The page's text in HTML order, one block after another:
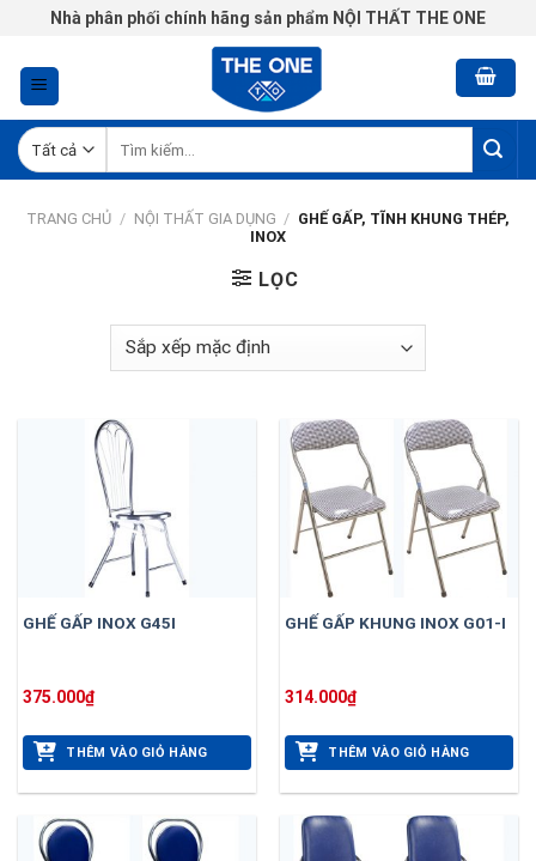
Chuyển
nội
dung
Nhà phân phối chính hãng sản phẩm NỘI THẤT THE ONE
kiếm:
TRANG CHỦ / NỘI THẤT GIA DỤNG / GHẾ GẤP, TĨNH KHUNG THÉP,
INOX
LỌC
GHẾ GẤP INOX G45I
375.000₫
THÊM VÀO GIỎ HÀNG
GHẾ GẤP KHUNG INOX G01-I
314.000₫
THÊM VÀO GIỎ HÀNG